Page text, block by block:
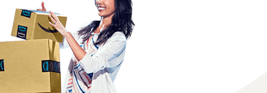
卖家成功故事
借助亚马逊的强大影响力和丰富多样的工具，优
质鱼类宠物食品品牌 Skipper's 从当地品牌成长
为一家蓬勃发展的企业。真实的故事，真实的成
长。您会是下一个幸运儿吗？
降低低价商品的配送成本
查看定价不超过 20 英镑的符合条件商品的亚马
逊物流低价商品费率。
触达全球亚马逊买家
开始在美洲、欧洲、亚太地区、中东和北非地区
销售商品。
收入计算器
计算商品的费用和成本，比较配送方式
如何在线销售宠物食品
拓展宠物食品业务
如何在线销售耳机
向全球买家销售耳机